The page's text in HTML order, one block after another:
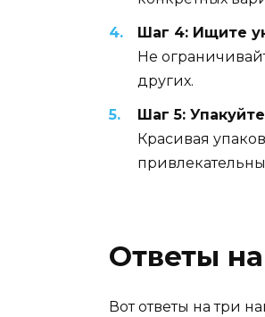
Шаг 4: Ищите
Не
других.
Шаг 5:
Красивая
Ответы
Вот ответы на три